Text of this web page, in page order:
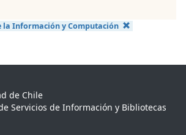
la Información y Computación
de Chile
Servicios de Información y Bibliotecas